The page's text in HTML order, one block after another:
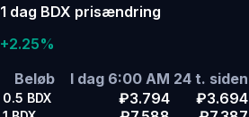
1 dag BDX prisændring
+2.25%
Beløb
I dag 6:00 AM 24 t. siden
0.5 BDX ₽3.794 ₽3.694